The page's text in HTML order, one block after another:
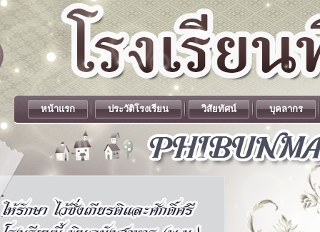
.
.
หน้าแรก ประวัติโรงเรียน วิสัยทัศน์ บุคลากร